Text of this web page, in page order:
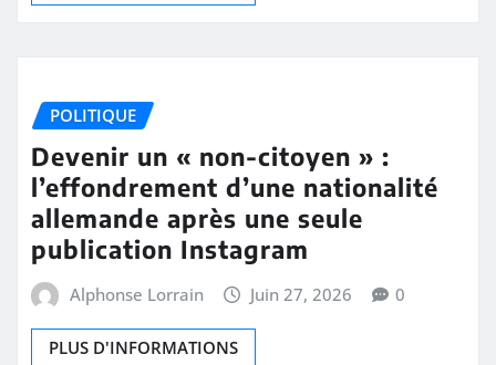
POLITIQUE
Devenir un « non-citoyen » :
l’effondrement d’une nationalité
allemande après une seule
publication Instagram
Alphonse Lorrain Juin 27, 2026 0
PLUS D'INFORMATIONS